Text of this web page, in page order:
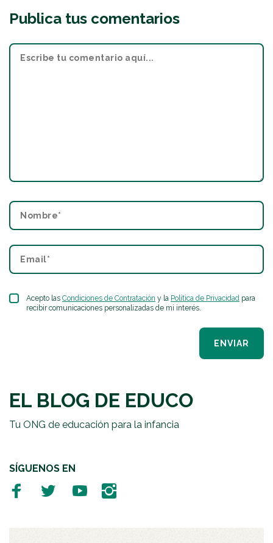
Publica tus comentarios
Acepto las Condiciones de Contratación y la Política de Privacidad para
recibir comunicaciones personalizadas de mi interés.
ENVIAR
EL BLOG DE EDUCO
Tu ONG de educación para la infancia
SÍGUENOS EN